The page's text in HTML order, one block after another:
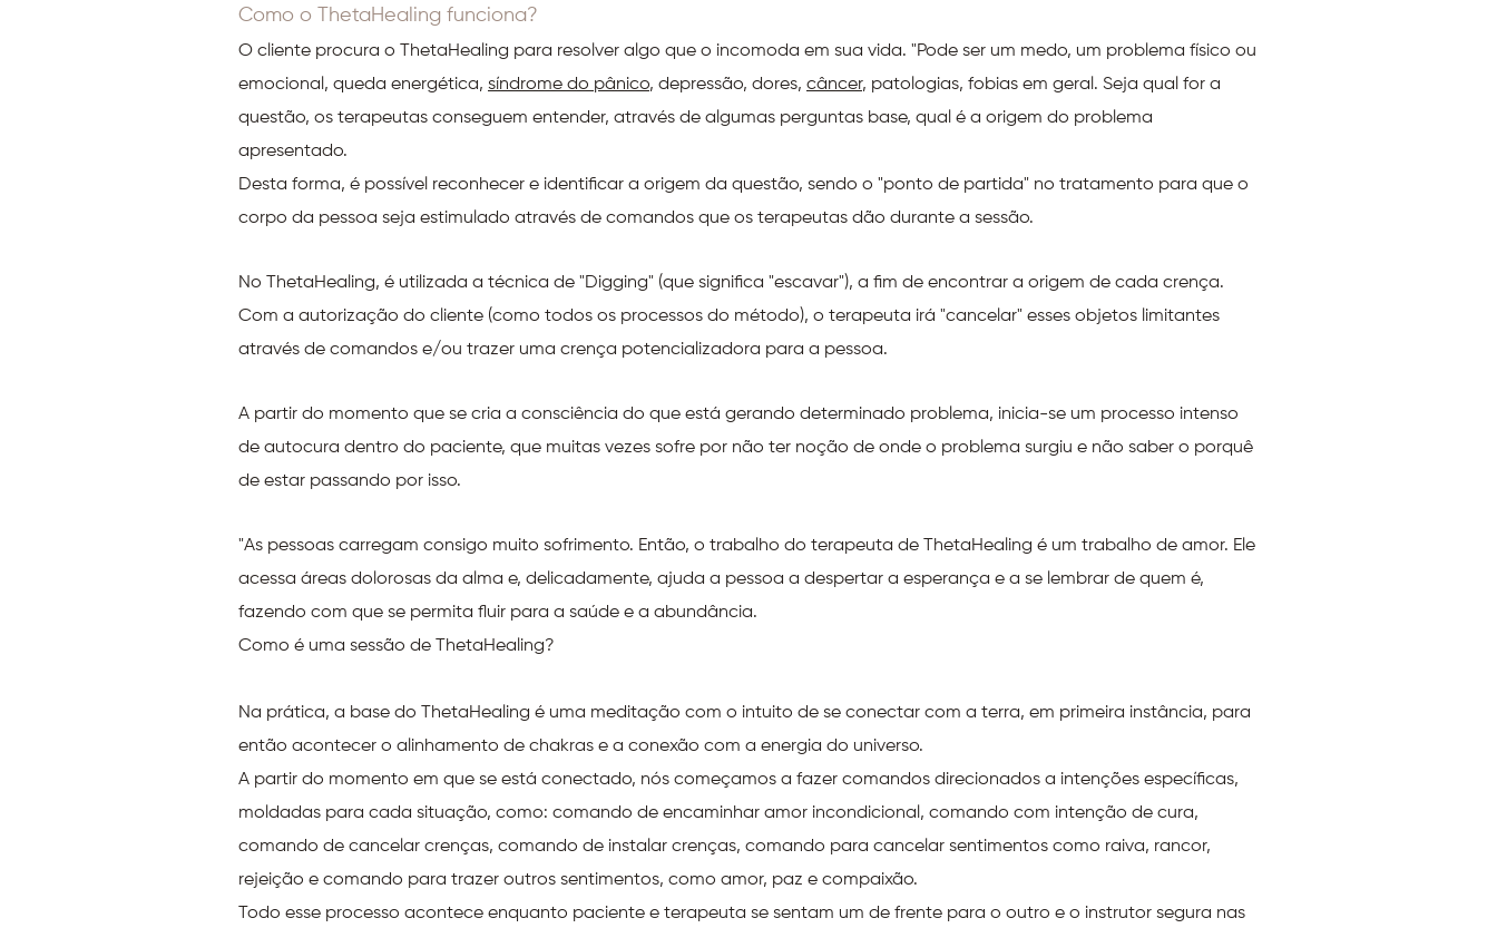
Como o ThetaHealing funciona?
O cliente procura o ThetaHealing para resolver algo que o incomoda em sua vida. "Pode ser um medo, um problema físico ou
emocional, queda energética, síndrome do pânico, depressão, dores, câncer, patologias, fobias em geral. Seja qual for a
questão, os terapeutas conseguem entender, através de algumas perguntas base, qual é a origem do problema
apresentado.
Desta forma, é possível reconhecer e identificar a origem da questão, sendo o "ponto de partida" no tratamento para que o
corpo da pessoa seja estimulado através de comandos que os terapeutas dão durante a sessão.
No ThetaHealing, é utilizada a técnica de "Digging" (que significa "escavar"), a fim de encontrar a origem de cada crença.
Com a autorização do cliente (como todos os processos do método), o terapeuta irá "cancelar" esses objetos limitantes
através de comandos e/ou trazer uma crença potencializadora para a pessoa.
A partir do momento que se cria a consciência do que está gerando determinado problema, inicia-se um processo intenso
de autocura dentro do paciente, que muitas vezes sofre por não ter noção de onde o problema surgiu e não saber o porquê
de estar passando por isso.
"As pessoas carregam consigo muito sofrimento. Então, o trabalho do terapeuta de ThetaHealing é um trabalho de amor. Ele
acessa áreas dolorosas da alma e, delicadamente, ajuda a pessoa a despertar a esperança e a se lembrar de quem é,
fazendo com que se permita fluir para a saúde e a abundância.
Como é uma sessão de ThetaHealing?
Na prática, a base do ThetaHealing é uma meditação com o intuito de se conectar com a terra, em primeira instância, para
então acontecer o alinhamento de chakras e a conexão com a energia do universo.
A partir do momento em que se está conectado, nós começamos a fazer comandos direcionados a intenções específicas,
moldadas para cada situação, como: comando de encaminhar amor incondicional, comando com intenção de cura,
comando de cancelar crenças, comando de instalar crenças, comando para cancelar sentimentos como raiva, rancor,
rejeição e comando para trazer outros sentimentos, como amor, paz e compaixão.
Todo esse processo acontece enquanto paciente e terapeuta se sentam um de frente para o outro e o instrutor segura nas